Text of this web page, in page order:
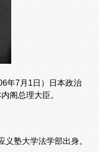
年7月1日）日本政治
阁总理大臣。
塾大学法学部出身。